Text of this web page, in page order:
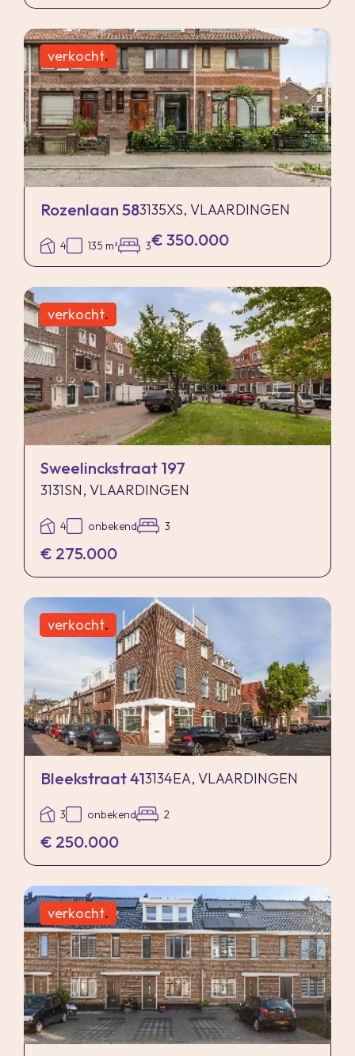
verkocht.
Rozenlaan 583135XS, VLAARDINGEN
4 135 m² 3€ 350.000
verkocht.
Sweelinckstraat 197
3131SN, VLAARDINGEN
4 onbekend 3
€ 275.000
verkocht.
Bleekstraat 413134EA, VLAARDINGEN
3 onbekend 2
€ 250.000
verkocht.